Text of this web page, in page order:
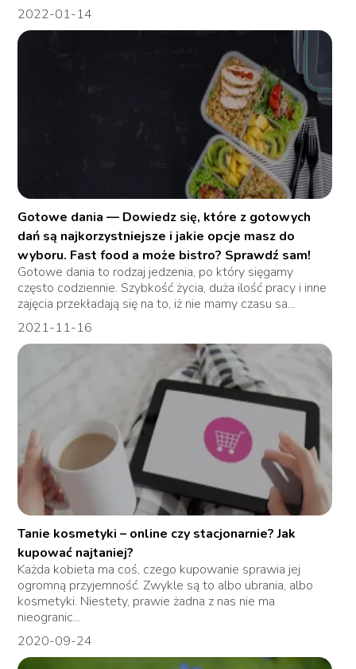
2022-01-14
Gotowe dania — Dowiedz się, które z gotowych
dań są najkorzystniejsze i jakie opcje masz do
wyboru. Fast food a może bistro? Sprawdź sam!
Gotowe dania to rodzaj jedzenia, po który sięgamy
często codziennie. Szybkość życia, duża ilość pracy i inne
zajęcia przekładają się na to, iż nie mamy czasu sa...
2021-11-16
Tanie kosmetyki – online czy stacjonarnie? Jak
kupować najtaniej?
Każda kobieta ma coś, czego kupowanie sprawia jej
ogromną przyjemność. Zwykle są to albo ubrania, albo
kosmetyki. Niestety, prawie żadna z nas nie ma
nieogranic...
2020-09-24